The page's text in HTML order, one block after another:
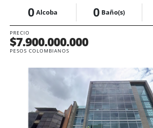
0 Alcoba 0 Baño(s)
PRECIO
$7.900.000.000
PESOS COLOMBIANOS